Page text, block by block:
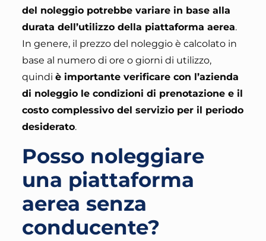
del noleggio potrebbe variare in base alla
durata dell’utilizzo della piattaforma aerea.
In genere, il prezzo del noleggio è calcolato in
base al numero di ore o giorni di utilizzo,
quindi è importante verificare con l’azienda
di noleggio le condizioni di prenotazione e il
costo complessivo del servizio per il periodo
desiderato.
Posso noleggiare
una piattaforma
aerea senza
conducente?